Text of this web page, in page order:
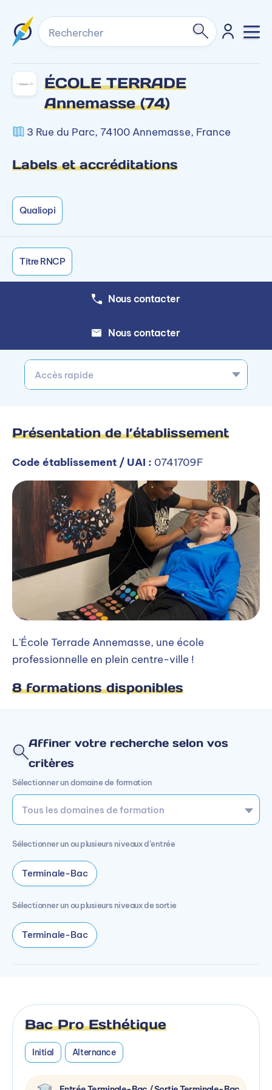
Rechercher
ÉCOLE TERRADE
Annemasse (74)
3 Rue du Parc, 74100 Annemasse, France
Labels et accréditations
Qualiopi
Titre RNCP
Nous contacter
Nous contacter
Accès rapide
Présentation de l’établissement
Code établissement / UAI : 0741709F
L'École Terrade Annemasse, une école
professionnelle en plein centre-ville !
8 formations disponibles
Affiner votre recherche selon vos
critères
Sélectionner un domaine de formation
Sélectionner un ou plusieurs niveaux d’entrée
Terminale-Bac
Sélectionner un ou plusieurs niveaux de sortie
Terminale-Bac
Bac Pro Esthétique
Initial Alternance